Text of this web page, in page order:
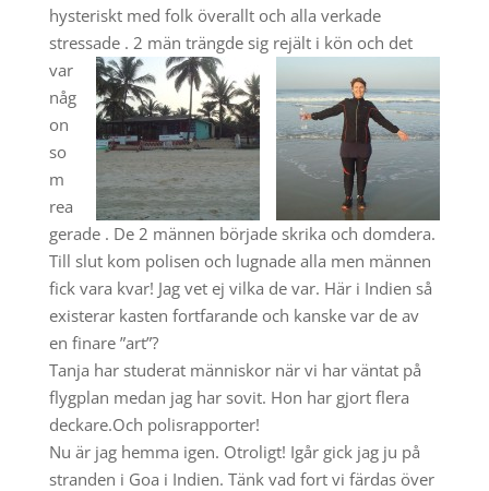
hysteriskt med folk överallt och alla verkade
stressade . 2 män trängde sig rejälti kön och det
var
någ
on
so
m
rea
gerade . De 2 männen började skrika och domdera.
Till slut kom polisen och lugnade alla men männen
fick vara kvar! Jag vet ej vilka de var. Här i Indien så
existerar kasten fortfarande och kanske var de av
en finare ”art”?
Tanja har studerat människor när vi har väntat på
flygplan medan jag har sovit. Hon har gjort flera
deckare.Och polisrapporter!
Nu är jag hemma igen. Otroligt! Igår gick jag ju på
stranden i Goa i Indien. Tänk vad fort vi färdas över